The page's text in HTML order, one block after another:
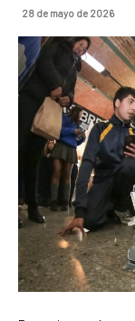
28 de mayo de 2026